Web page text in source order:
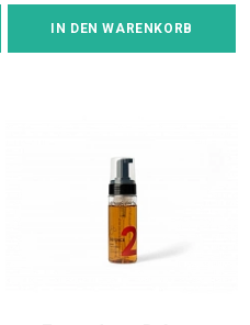
IN DEN WARENKORB